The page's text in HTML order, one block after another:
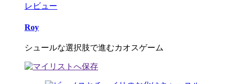
レビュー
Roy
シュールな選択肢で進むカオスゲーム